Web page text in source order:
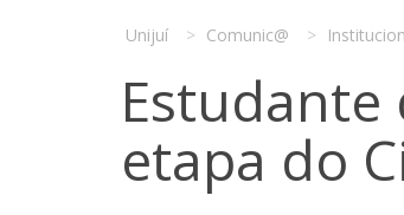
Unijuí Comunic@
etapa do